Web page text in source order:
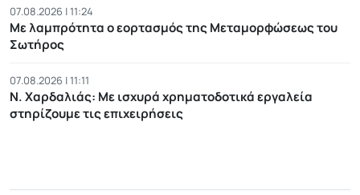
07.08.2026 | 11:24
Με λαμπρότητα ο εορτασμός της Μεταμορφώσεως του
Σωτήρος
07.08.2026 | 11:11
Ν. Χαρδαλιάς: Με ισχυρά χρηματοδοτικά εργαλεία
στηρίζουμε τις επιχειρήσεις